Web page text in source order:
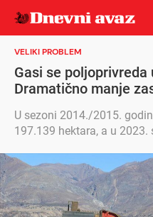
VELIKI PROBLEM
Gasi se poljoprivreda
Dramatično manje
U sezoni 2014./2015.
197.139 hektara, a u 2023.